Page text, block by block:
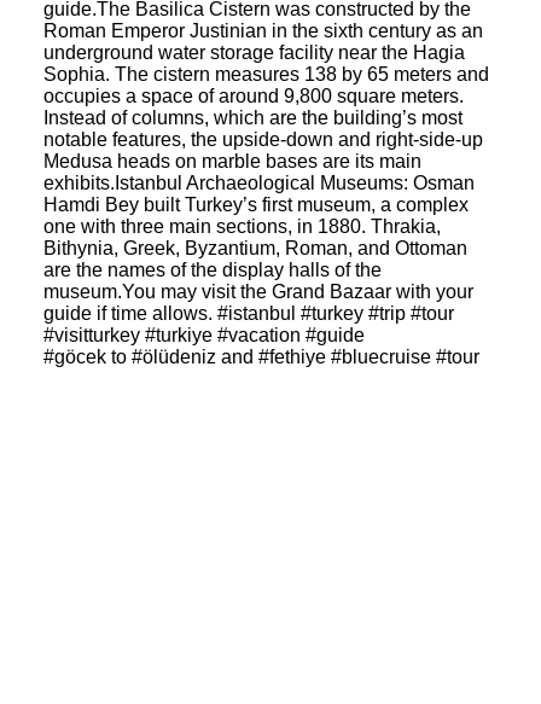
#göcek to #ölüdeniz and #fethiye #bluecruise #tour